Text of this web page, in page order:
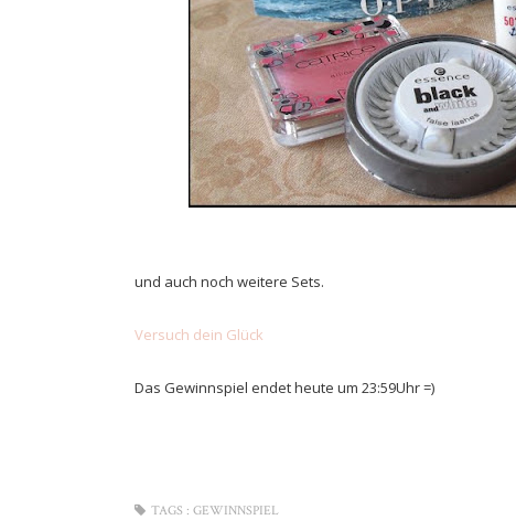
und auch noch weitere Sets.
Versuch dein Glück
Das Gewinnspiel endet heute um 23:59Uhr =)
TAGS : GEWINNSPIEL